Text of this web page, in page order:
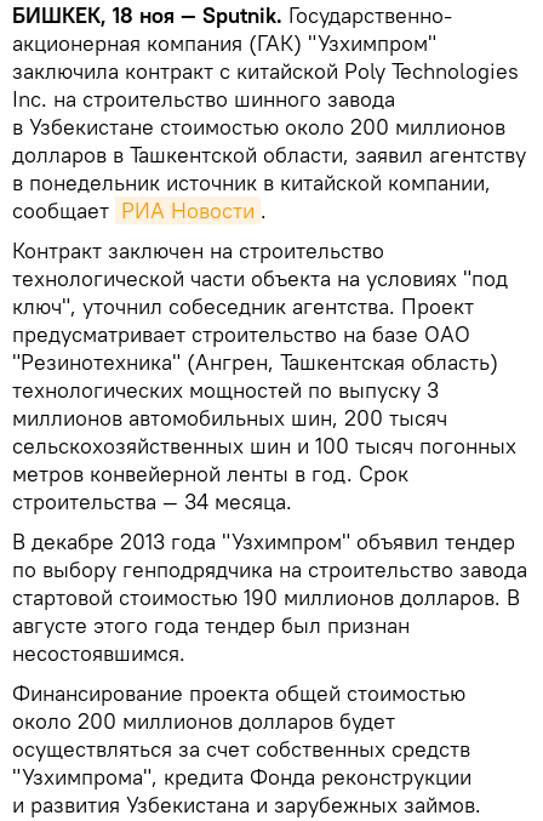
БИШКЕК, 18 ноя — Sputnik. Государственно-
акционерная компания (ГАК) "Узхимпром"
заключила контракт с китайской Poly Technologies
Inc. на строительство шинного завода
в Узбекистане стоимостью около 200 миллионов
долларов в Ташкентской области, заявил агентству
в понедельник источник в китайской компании,
сообщает РИА Новости .
Контракт заключен на строительство
технологической части объекта на условиях "под
ключ", уточнил собеседник агентства. Проект
предусматривает строительство на базе ОАО
"Резинотехника" (Ангрен, Ташкентская область)
технологических мощностей по выпуску 3
миллионов автомобильных шин, 200 тысяч
сельскохозяйственных шин и 100 тысяч погонных
метров конвейерной ленты в год. Срок
строительства — 34 месяца.
В декабре 2013 года "Узхимпром" объявил тендер
по выбору генподрядчика на строительство завода
стартовой стоимостью 190 миллионов долларов. В
августе этого года тендер был признан
несостоявшимся.
Финансирование проекта общей стоимостью
около 200 миллионов долларов будет
осуществляться за счет собственных средств
"Узхимпрома", кредита Фонда реконструкции
и развития Узбекистана и зарубежных займов.